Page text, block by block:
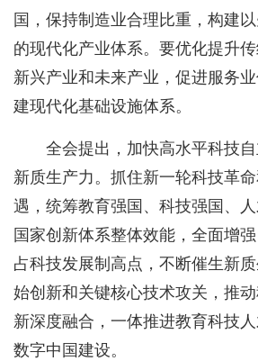
国，保持制造业合理比重，构建
的现代化产业体系。要优化提升
新兴产业和未来产业，促进服务
建现代化基础设施体系。
全会提出，加快高水平科技
新质生产力。抓住新一轮科技革
遇，统筹教育强国、科技强国、
国家创新体系整体效能，全面增
占科技发展制高点，不断催生新
始创新和关键核心技术攻关，推
新深度融合，一体推进教育科技
数字中国建设。